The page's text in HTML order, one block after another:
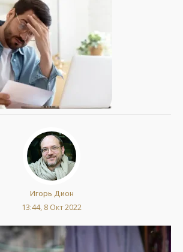
Игорь Дион
13:44, 8 Окт 2022